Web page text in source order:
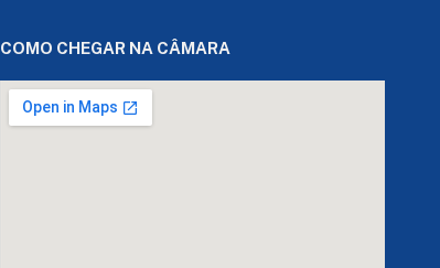
COMO CHEGAR NA CÂMARA